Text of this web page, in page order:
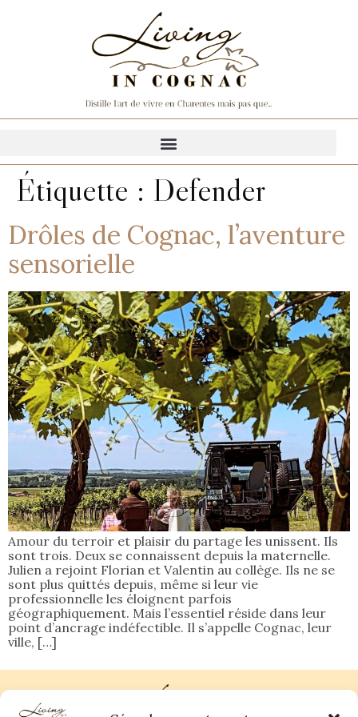
Étiquette : Defender
Drôles de Cognac, l’aventure
sensorielle
Amour du terroir et plaisir du partage les unissent. Ils
sont trois. Deux se connaissent depuis la maternelle.
Julien a rejoint Florian et Valentin au collège. Ils ne se
sont plus quittés depuis, même si leur vie
professionnelle les éloignent parfois
géographiquement. Mais l’essentiel réside dans leur
point d’ancrage indéfectible. Il s’appelle Cognac, leur
ville, […]